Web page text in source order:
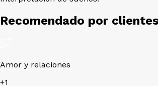
Recomendado por
Amor y relaciones
+1